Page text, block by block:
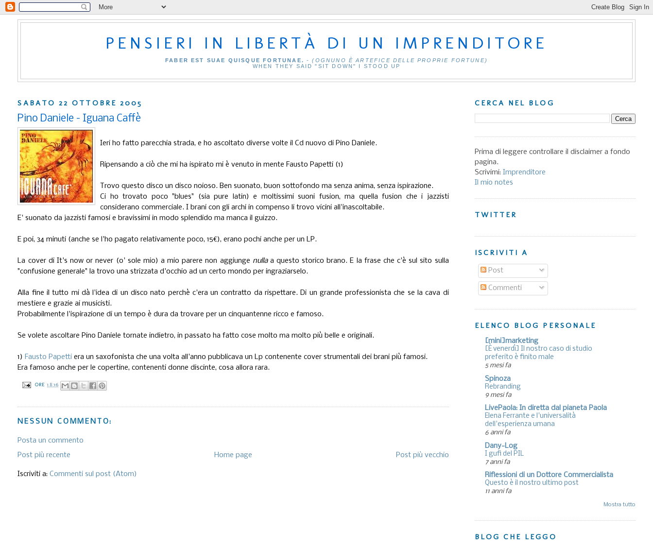
PENSIERI IN LIBERTÀ DI UN IMPRENDITORE
FABER EST SUAE QUISQUE FORTUNAE. -(OGNUNO È ARTEFICE DELLE PROPRIE FORTUNE)
WHEN THEY SAID "SIT DOWN" I STOOD UP
SABATO 22 OTTOBRE 2005
Pino Daniele - Iguana Caffè
Ieri ho fatto parecchia strada, e ho ascoltato diverse volte il Cd nuovo di Pino Daniele.
Ripensando a ciò che mi ha ispirato mi è venuto in mente Fausto Papetti (1)
Trovo questo disco un disco noioso. Ben suonato, buon sottofondo ma senza anima, senza ispirazione.
Ci ho trovato poco "blues" (sia pure latin) e moltissimi suoni fusion, ma quella fusion che i jazzisti
considerano commerciale. I brani con gli archi in compenso li trovo vicini all'inascoltabile.
E' suonato da jazzisti famosi e bravissimi in modo splendido ma manca il guizzo.
E poi, 34 minuti (anche se l'ho pagato relativamente poco, 15€), erano pochi anche per un LP.
La cover di It's now or never (o' sole mio) a mio parere non aggiunge nullaa questo storico brano. E la frase che c'è sul sito sulla
"confusione generale" la trovo una strizzata d'occhio ad un certo mondo per ingraziarselo.
Alla fine il tutto mi dà l'idea di un disco nato perchè c'era un contratto da rispettare. Di un grande professionista che se la cava di
mestiere e grazie ai musicisti.
Probabilmente l'ispirazione di un tempo è dura da trovare per un cinquantenne ricco e famoso.
Se volete ascoltare Pino Daniele tornate indietro, in passato ha fatto cose molto ma molto più belle e originali.
1) Fausto Papetti era un saxofonista che una volta all'anno pubblicava un Lp contenente cover strumentali dei brani più famosi.
Era famoso anche per le copertine, contenenti donne discinte, cosa allora rara.
ORE18:16
NESSUN COMMENTO:
Posta un commento
Post più recente
Post più vecchio
Home page
Iscriviti a:Commenti sul post (Atom)
CERCA NEL BLOG
Prima di leggere controllare il disclaimer a fondo
pagina.
Scrivimi: Imprenditore
Il mio notes
TWITTER
ISCRIVITI A
Post
Commenti
ELENCO BLOG PERSONALE
[mini]marketing
[È venerdì] Il nostro caso di studio
preferito è finito male
5 mesi fa
Spinoza
Rebranding
9 mesi fa
LivePaola: In diretta dal pianeta Paola
Elena Ferrante e l'universalità
dell'esperienza umana
6 anni fa
Dany-Log
I gufi del PIL
7 anni fa
Riflessioni di un Dottore Commercialista
Questo è il nostro ultimo post
11 anni fa
Mostra tutto
BLOG CHE LEGGO